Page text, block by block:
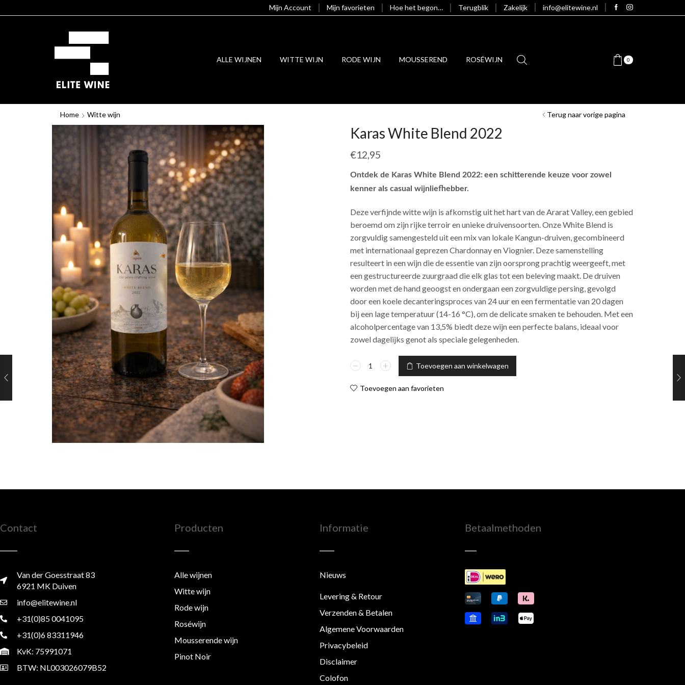
Mijn Account Mijn favorieten Hoe het begon… Terugblik Zakelijk info@elitewine.nl
ALLE WIJNEN WITTE WIJN RODE WIJN MOUSSEREND ROSÉWIJN 0
Home Witte wijn Terug naar vorige pagina
Karas White Blend 2022
€12,95
Ontdek de Karas White Blend 2022: een schitterende keuze voor zowel
kenner als casual wijnliefhebber.
Deze verfijnde witte wijn is afkomstig uit het hart van de Ararat Valley, een gebied
beroemd om zijn rijke terroir en unieke druivensoorten. Onze White Blend is
zorgvuldig samengesteld uit een mix van lokale Kangun-druiven, gecombineerd
met internationaal geprezen Chardonnay en Viognier. Deze samenstelling
resulteert in een wijn die de essentie van zijn oorsprong prachtig weergeeft, met
een gestructureerde zuurgraad die elk glas tot een beleving maakt. De druiven
worden met de hand geoogst en ondergaan een zorgvuldige persing, gevolgd
door een koele decanteringsproces van 24 uur en een fermentatie van 20 dagen
bij een lage temperatuur (14-16 °C), om de delicate smaken te behouden. Met een
alcoholpercentage van 13,5% biedt deze wijn een perfecte balans, ideaal voor
zowel dagelijks genot als speciale gelegenheden.
Toevoegen aan winkelwagen
Toevoegen aan favorieten
Contact
Van der Goesstraat 83
6921 MK Duiven
info@elitewine.nl
+31(0)85 0041095
+31(0)6 83311946
KvK: 75991071
BTW: NL003026079B52
Producten
Alle wijnen
Witte wijn
Rode wijn
Roséwijn
Mousserende wijn
Pinot Noir
Informatie
Nieuws
Levering & Retour
Verzenden & Betalen
Algemene Voorwaarden
Privacybeleid
Disclaimer
Colofon
Betaalmethoden